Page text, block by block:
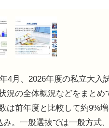
4月、2026年度の私立大入
況の全体概況などをまとめ
は前年度と比較して約9%
。一般選抜では一般方式